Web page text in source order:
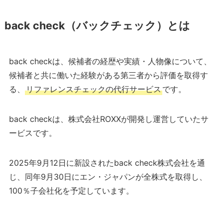
back check（バックチェック）とは
back checkは、候補者の経歴や実績・人物像について、
候補者と共に働いた経験がある第三者から評価を取得す
る、 リファレンスチェックの代行サービスです。
back checkは、株式会社ROXXが開発し運営していたサ
ービスです。
2025年9月12日に新設されたback check株式会社を通
じ、同年9月30日にエン・ジャパンが全株式を取得し、
100％子会社化を予定しています。